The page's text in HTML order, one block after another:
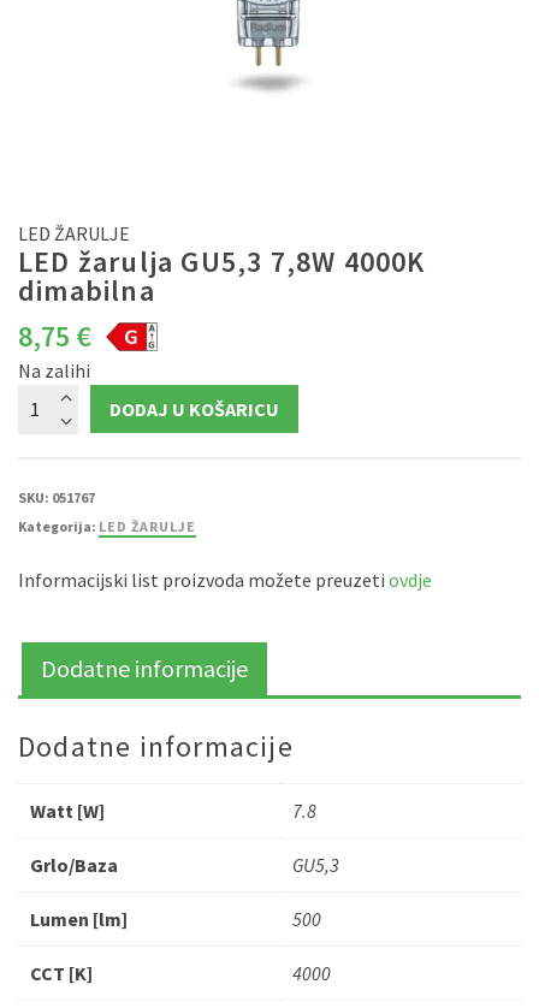
LED ŽARULJE
LED žarulja GU5,3 7,8W 4000K
dimabilna
8,75 €
Na zalihi
žarulja
GU5,3
količina
DODAJ U KOŠARICU
SKU: 051767
Kategorija: LED ŽARULJE
Informacijski list proizvoda možete preuzeti ovdje
Dodatne informacije
Dodatne informacije
Watt [W] 7.8
Grlo/Baza GU5,3
Lumen [lm] 500
CCT [K] 4000